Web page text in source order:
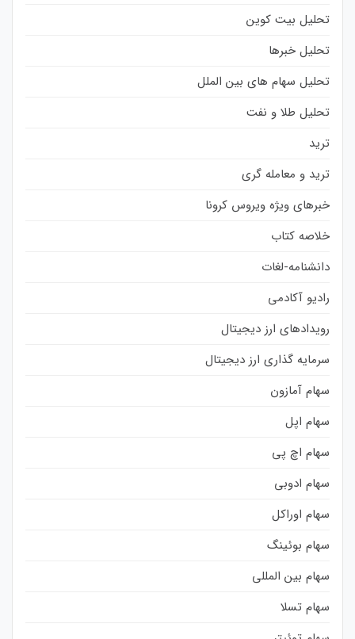
تحلیل بیت کوین
تحلیل خبرها
تحلیل سهام های بین الملل
تحلیل طلا و نفت
ترید
ترید و معامله گری
خبرهای ویژه ویروس کرونا
خلاصه کتاب
دانشنامه-لغات
رادیو آکادمی
رویدادهای ارز دیجیتال
سرمایه گذاری ارز دیجیتال
سهام آمازون
سهام اپل
سهام اچ پی
سهام ادوبی
سهام اوراکل
سهام بوئینگ
سهام بین المللی
سهام تسلا